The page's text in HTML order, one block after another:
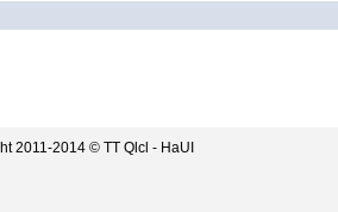
2011-2014 © TT Qlcl - HaUI